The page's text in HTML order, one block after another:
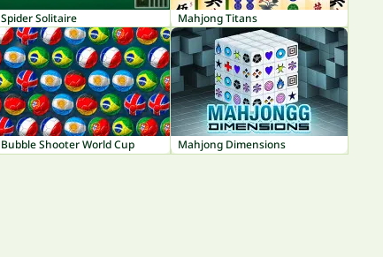
Spider Solitaire Mahjong Titans
Bubble Shooter World Cup Mahjong Dimensions